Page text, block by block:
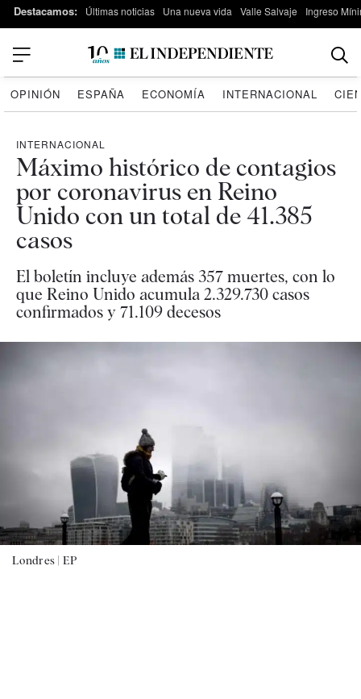
Destacamos: Últimas noticias Una nueva vida Valle Salvaje Ingreso
OPINIÓN ESPAÑA ECONOMÍA INTERNACIONAL
INTERNACIONAL
Máximo histórico de contagios
por coronavirus en Reino
Unido con un total de 41.385
casos
El boletín incluye además 357 muertes, con lo
que Reino Unido acumula 2.329.730 casos
confirmados y 71.109 decesos
Londres | EP